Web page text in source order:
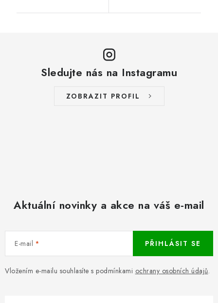
Sledujte nás na Instagramu
ZOBRAZIT PROFIL
Aktuální novinky a akce na váš e-mail
E-mail
Vložením e-mailu souhlasíte s podmínkami ochrany osobních údajů.
PŘIHLÁSIT SE